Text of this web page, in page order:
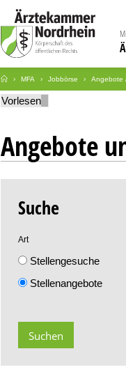
MFA Jobbörse Angebote
Vorlesen
Angebote
Suche
Art
Stellengesuche
Stellenangebote